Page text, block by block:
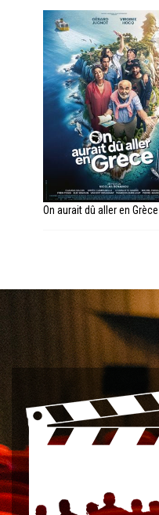
On aurait dû aller en Grèce